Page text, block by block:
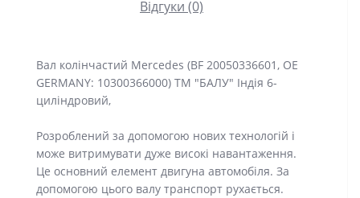
Відгуки (0)
Вал колінчастий Mercedes (BF 20050336601, OE
GERMANY: 10300366000) ТМ "БАЛУ" Індія 6-
циліндровий,
Розроблений за допомогою нових технологій і
може витримувати дуже високі навантаження.
Це основний елемент двигуна автомобіля. За
допомогою цього валу транспорт рухається.